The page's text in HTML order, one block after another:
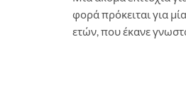
φορά πρόκειται για
ετών, που έκανε